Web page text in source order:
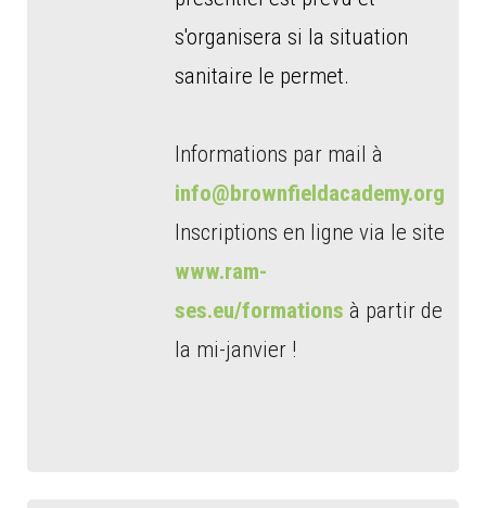
s'organisera si la situation
sanitaire le permet.
Informations par mail à
info@brownfieldacademy.org
Inscriptions en ligne via le site
www.ram-
ses.eu/formations à partir de
la mi-janvier !